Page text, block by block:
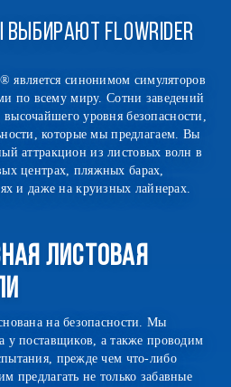
FLOWRIDER
является синонимом симуляторов
по всему миру. Сотни заведений
уровня безопасности,
которые мы предлагаем. Вы
аттракцион из листовых волн в
центрах, пляжных барах,
и даже на круизных лайнерах.
ЛИСТОВАЯ
на безопасности. Мы
у поставщиков, а также проводим
прежде чем что-либо
предлагать не только забавные